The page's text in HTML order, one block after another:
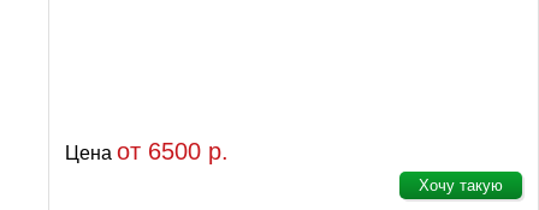
Цена от 6500 р.
Хочу такую